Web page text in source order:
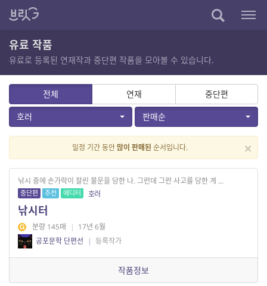
유료 작품
유료로 등록된 연재작과 중단편 작품을 모아볼 수 있습니다.
전체 연재
중단편
호러
판매순
×
일정 기간 동안많이 판매된 순서입니다.
낚시 중에 손가락이 잘린 불운을 당한 나. 그런데 그런 사고를 당한 게 ...
중단편 추천 에디터 호러
낚시터
분량 145매 | 17년 6월
공포문학 단편선
| 등록작가
작품정보